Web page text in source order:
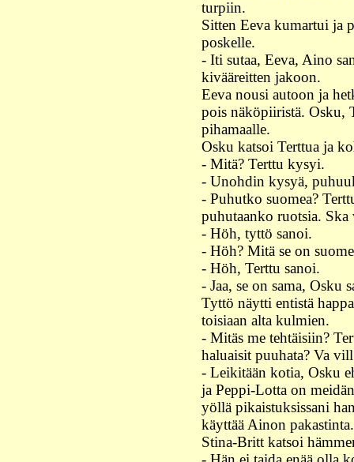
turpiin.
Sitten Eeva kumartui ja
poskelle.
- Iti sutaa, Eeva, Aino
kivääreitten jakoon.
Eeva nousi autoon ja
pois näköpiiristä. Osku,
pihamaalle.
Osku katsoi Terttua ja
- Mitä? Terttu kysyi.
- Unohdin kysyä,
- Puhutko suomea?
puhutaanko ruotsia. Ska
- Höh, tyttö sanoi.
- Höh? Mitä se on
- Höh, Terttu sanoi.
- Jaa, se on sama, Osku
Tyttö näytti entistä
toisiaan alta kulmien.
- Mitäs me tehtäisiin?
haluaisit puuhata? Va
- Leikitään kotia, Osku
ja Peppi-Lotta on
yöllä pikaistuksissani
käyttää Ainon pakastinta.
Stina-Britt katsoi